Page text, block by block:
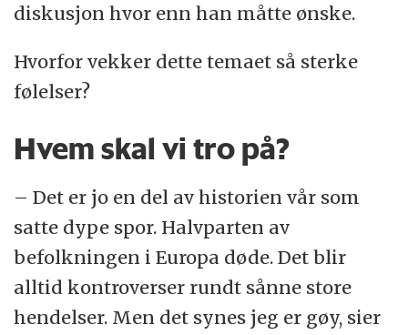
diskusjon hvor enn han måtte ønske.
Hvorfor vekker dette temaet så sterke
følelser?
Hvem skal vi tro på?
– Det er jo en del av historien vår som
satte dype spor. Halvparten av
befolkningen i Europa døde. Det blir
alltid kontroverser rundt sånne store
hendelser. Men det synes jeg er gøy, sier